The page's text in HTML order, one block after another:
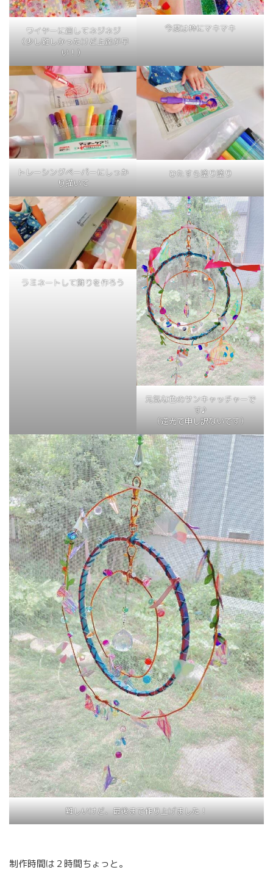
ワイヤーに通してネジネジ
（少し難しかったけど上達が早
い！）
今度は枠にマキマキ
トレーシングペーパーにしっか
り描いて
ひたすら塗り塗り
ラミネートして飾りを作ろう
元気な色のサンキャッチャーで
す♪
（逆光で申し訳ないです）
難しいけど、最後まで作り上げました！
制作時間は２時間ちょっと。